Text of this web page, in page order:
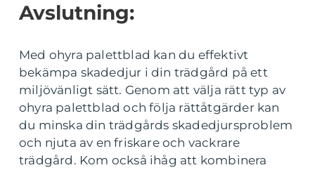
Avslutning:
Med ohyra palettblad kan du effektivt
bekämpa skadedjur i din trädgård på ett
miljövänligt sätt. Genom att välja rätt typ av
ohyra palettblad och följa rättåtgärder kan
du minska din trädgårds skadedjursproblem
och njuta av en friskare och vackrare
trädgård. Kom också ihåg att kombinera